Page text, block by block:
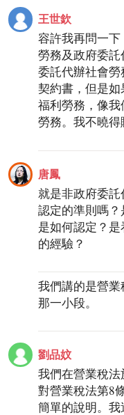
王世欽
容許我再問一
勞務及政府委
委託代辦社會
契約書，但是
福利勞務，像
勞務。我不曉得
唐鳳
就是非政府委
認定的準則嗎
是如何認定？
的經驗？
我們講的是營
那一小段。
劉品妏
我們在營業稅
對營業稅法第8
簡單的說明。